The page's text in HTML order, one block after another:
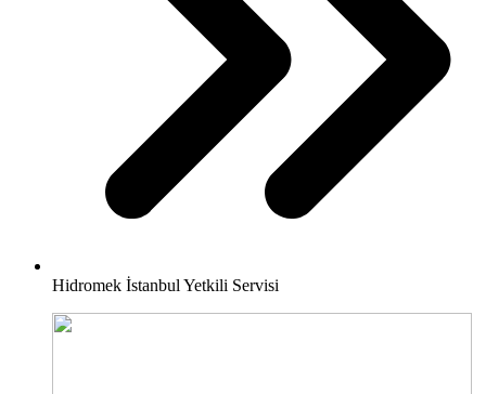
Hidromek İstanbul Yetkili Servisi